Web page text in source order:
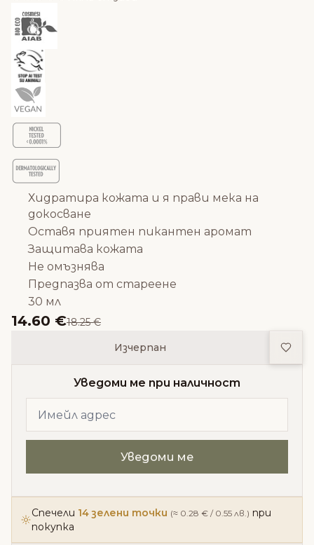
Хидратира кожата и я прави мека на
докосване
Оставя приятен пикантен аромат
Защитава кожата
Не омъзнява
Предпазва от стареене
30 мл
14.60 €18.25 €
Изчерпан
Уведоми ме при наличност
Спечели 14 зелени точки (≈ 0.28 € / 0.55 лв.) при
покупка